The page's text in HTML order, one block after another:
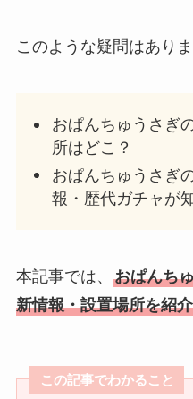
このような疑問はあり
おぱんちゅうさぎ
所はどこ？
おぱんちゅうさぎ
報・歴代ガチャが
本記事では、 おぱんち
新情報・設置場所を紹
この記事でわかること